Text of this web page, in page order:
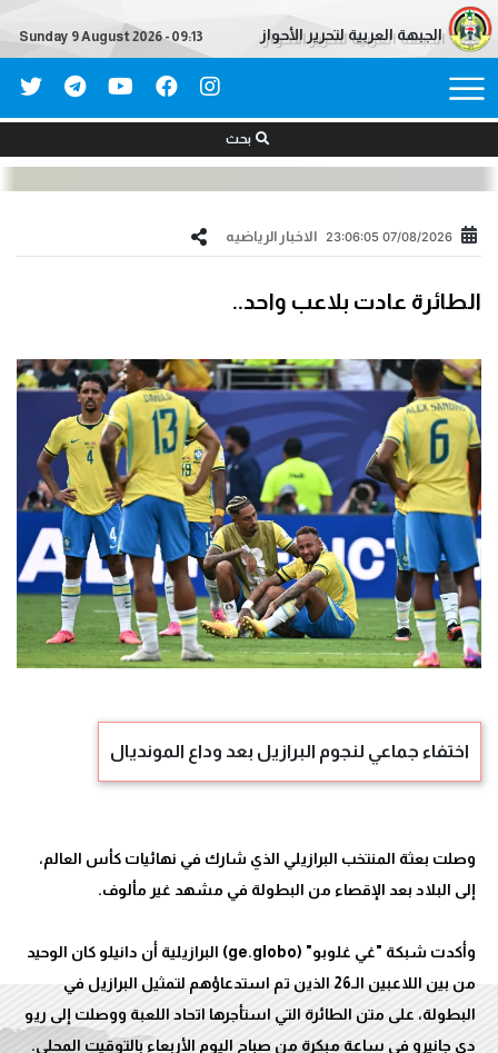
الجبهة العربية لتحرير الأحواز Sunday 9 August 2026 - 09:13
بحث
07/08/2026 23:06:05 الاخبار الریاضیه
الطائرة عادت بلاعب واحد..
اختفاء جماعي لنجوم البرازيل بعد وداع المونديال
وصلت بعثة المنتخب البرازيلي الذي شارك في نهائيات كأس العالم،
وأكدت شبكة "غي غلوبو" (ge.globo) البرازيلية أن دانيلو كان الوحيد
من بين اللاعبين الـ26 الذين تم استدعاؤهم لتمثيل البرازيل في
البطولة، على متن الطائرة التي استأجرها اتحاد اللعبة ووصلت إلى ريو